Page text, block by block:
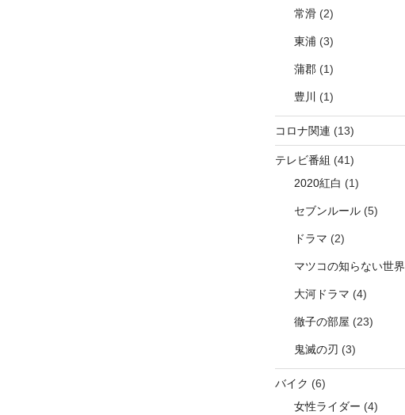
常滑(2)
東浦 (3)
蒲郡(1)
豊川 (1)
コロナ関連 (13)
テレビ番組 (41)
2020紅白 (1)
セブンルール(5)
ドラマ (2)
マツコの知らない世界
大河ドラマ (4)
徹子の部屋 (23)
鬼滅の刃 (3)
バイク (6)
女性ライダー (4)